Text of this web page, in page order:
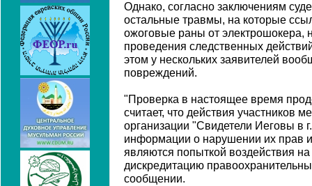
Однако, согласно заключениям
остальные травмы, на которые
ожоговые раны от электрошокера,
проведения следственных
этом у нескольких заявителей
повреждений.
"Проверка в настоящее время
считает, что действия участников
организации "Свидетели Иеговы в
информации о нарушении их прав
являются попыткой воздействия
дискредитацию
сообщении.